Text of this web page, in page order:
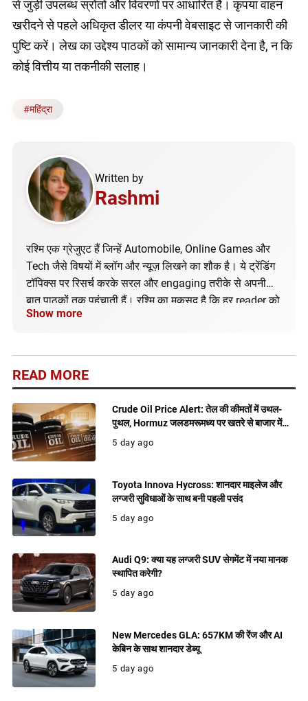
से जुड़ी उपलब्ध स्रोतों और विवरणों पर आधारित है। कृपया वाहन
खरीदने से पहले अधिकृत डीलर या कंपनी वेबसाइट से जानकारी की
पुष्टि करें। लेख का उद्देश्य पाठकों को सामान्य जानकारी देना है, न कि
कोई वित्तीय या तकनीकी सलाह।
#महिंद्रा
Written by
Rashmi
रश्मि एक ग्रेजुएट हैं जिन्हें Automobile, Online Games और
Tech जैसे विषयों में ब्लॉग और न्यूज़ लिखने का शौक है। ये ट्रेंडिंग
टॉपिक्स पर रिसर्च करके सरल और engaging तरीके से अपनी
बात पाठकों तक पहुंचाती हैं। रश्मि का मकसद है कि हर reader को
सही और अपडेटेड जानकारी मिले।
Show more
READ MORE
Crude Oil Price Alert: तेल की कीमतों में उथल-
पुथल, Hormuz जलडमरूमध्य पर खतरे से बाजार में
बढ़ी हलचल
5 day ago
Toyota Innova Hycross: शानदार माइलेज और
लग्जरी सुविधाओं के साथ बनी पहली पसंद
5 day ago
Audi Q9: क्या यह लग्जरी SUV सेगमेंट में नया मानक
स्थापित करेगी?
5 day ago
New Mercedes GLA: 657KM की रेंज और AI
केबिन के साथ शानदार डेब्यू
5 day ago